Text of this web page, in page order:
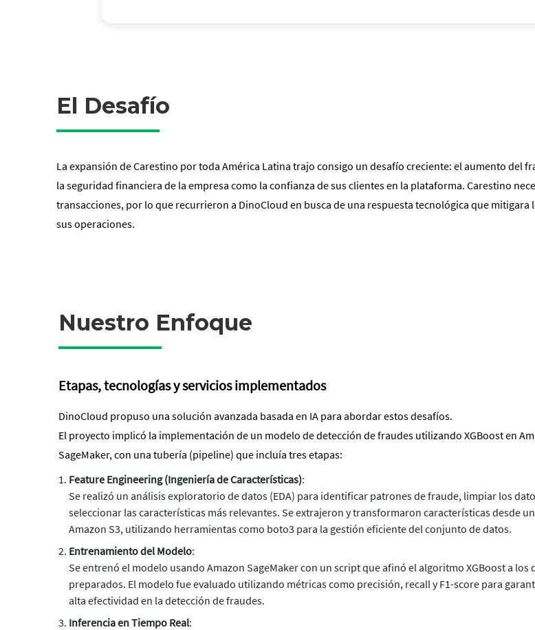
El Desafío
La expansión de Carestino por toda América Latina trajo consigo un desafío creciente: el aumento del
la seguridad financiera de la empresa como la confianza de sus clientes en la plataforma. Carestino
transacciones, por lo que recurrieron a DinoCloud en busca de una respuesta tecnológica que
sus operaciones.
Nuestro Enfoque
Etapas, tecnologías y servicios implementados
DinoCloud propuso una solución avanzada basada en IA para abordar estos desafíos.
El proyecto implicó la implementación de un modelo de detección de fraudes utilizando XGBoost en
SageMaker, con una tubería (pipeline) que incluía tres etapas:
Feature Engineering (Ingeniería de Características):
Se realizó un análisis exploratorio de datos (EDA) para identificar patrones de fraude, limpiar los
seleccionar las características más relevantes. Se extrajeron y transformaron características desde
Amazon S3, utilizando herramientas como boto3 para la gestión eficiente del conjunto de datos.
Entrenamiento del Modelo:
Se entrenó el modelo usando Amazon SageMaker con un script que afinó el algoritmo XGBoost a los
preparados. El modelo fue evaluado utilizando métricas como precisión, recall y F1-score para
alta efectividad en la detección de fraudes.
Inferencia en Tiempo Real: